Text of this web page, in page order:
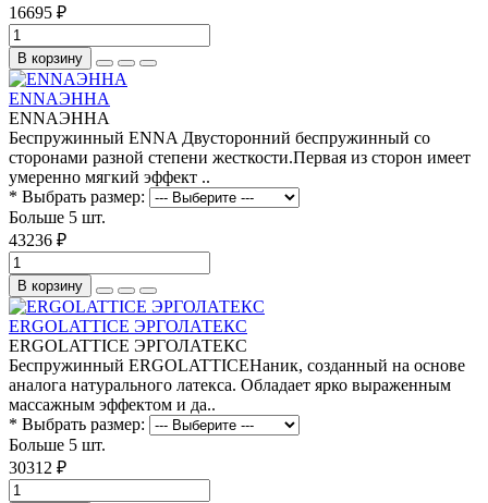
16695 ₽
В корзину
ENNAЭННА
ENNAЭННА
Беспружинный ENNA Двусторонний беспружинный со
сторонами разной степени жесткости.Первая из сторон имеет
умеренно мягкий эффект ..
* Выбрать размер:
Больше 5 шт.
43236 ₽
В корзину
ERGOLATTICE ЭРГОЛАТЕКС
ERGOLATTICE ЭРГОЛАТЕКС
Беспружинный ERGOLATTICEНаник, созданный на основе
аналога натурального латекса. Обладает ярко выраженным
массажным эффектом и да..
* Выбрать размер:
Больше 5 шт.
30312 ₽